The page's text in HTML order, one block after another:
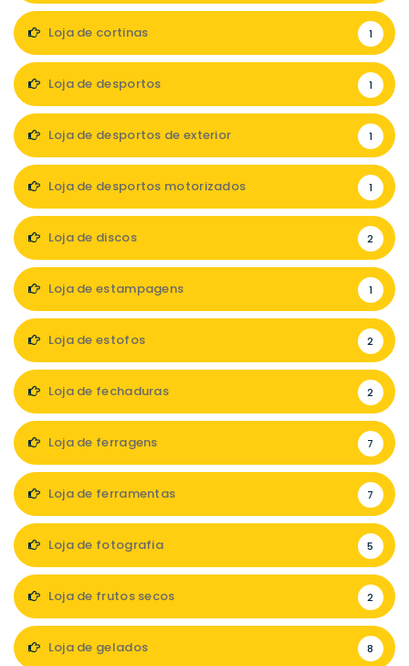
Loja de cortinas 1
Loja de desportos 1
Loja de desportos de exterior 1
Loja de desportos motorizados 1
Loja de discos 2
Loja de estampagens 1
Loja de estofos 2
Loja de fechaduras 2
Loja de ferragens 7
Loja de ferramentas 7
Loja de fotografia 5
Loja de frutos secos 2
Loja de gelados 8